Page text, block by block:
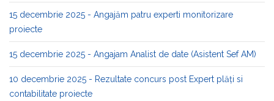
15 decembrie 2025 - Angajăm patru experti monitorizare
proiecte
15 decembrie 2025 - Angajam Analist de date (Asistent Sef AM)
10 decembrie 2025 - Rezultate concurs post Expert plăți si
contabilitate proiecte